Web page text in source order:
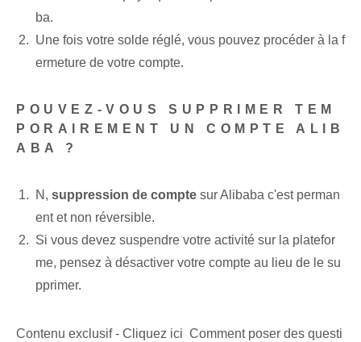
ba.
Une fois votre solde réglé, vous pouvez procéder à la f
ermeture de votre compte.
POUVEZ-VOUS SUPPRIMER TEM
PORAIREMENT UN COMPTE ALIB
ABA ?
N, suppression de compte sur Alibaba c'est ⁤perman
ent et non réversible.
Si vous devez suspendre votre activité sur la platefor
me, pensez à désactiver votre compte au lieu de le su
pprimer.
Contenu exclusif - Cliquez ici Comment poser des questi